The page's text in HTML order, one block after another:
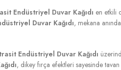
Endüstriyel Duvar Kağıdı en etkili
Duvar Kağıdı, mekana
Endüstriyel Duvar Kağıdı
, dikey fırça efektleri sayesinde